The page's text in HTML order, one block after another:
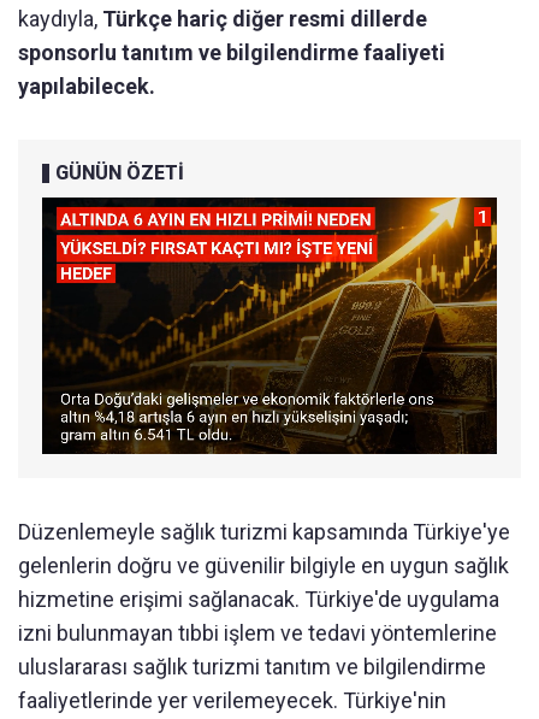
kaydıyla, Türkçe hariç diğer resmi dillerde
sponsorlu tanıtım ve bilgilendirme faaliyeti
yapılabilecek.
GÜNÜN ÖZETİ
Düzenlemeyle sağlık turizmi kapsamında Türkiye'ye
gelenlerin doğru ve güvenilir bilgiyle en uygun sağlık
hizmetine erişimi sağlanacak. Türkiye'de uygulama
izni bulunmayan tıbbi işlem ve tedavi yöntemlerine
uluslararası sağlık turizmi tanıtım ve bilgilendirme
faaliyetlerinde yer verilemeyecek. Türkiye'nin